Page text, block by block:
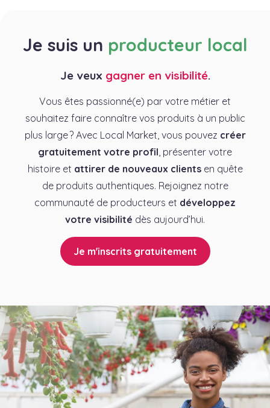
Je suis un producteur local
Je veux gagner en visibilité.
Vous êtes passionné(e) par votre métier et
souhaitez faire connaître vos produits à un public
plus large ? Avec Local Market, vous pouvez créer
gratuitement votre profil , présenter votre
histoire et attirer de nouveaux clientsen quête
de produits authentiques. Rejoignez notre
communauté de producteurs et développez
votre visibilité dès aujourd’hui.
Je m'inscrits gratuitement